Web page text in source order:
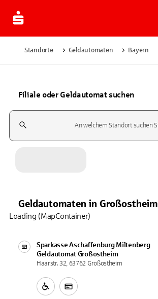
Standorte Geldautomaten Bayern
Filiale oder Geldautomat suchen
Suchfeld
Geldautomaten in Großostheim
Sparkasse Aschaffenburg Miltenberg
Geldautomat Großostheim
Haarstr. 32, 63762 Großostheim
Loading (MapContainer)